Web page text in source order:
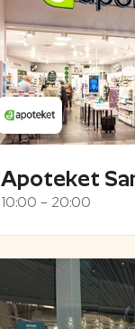
Apoteket
10:00 – 20:00